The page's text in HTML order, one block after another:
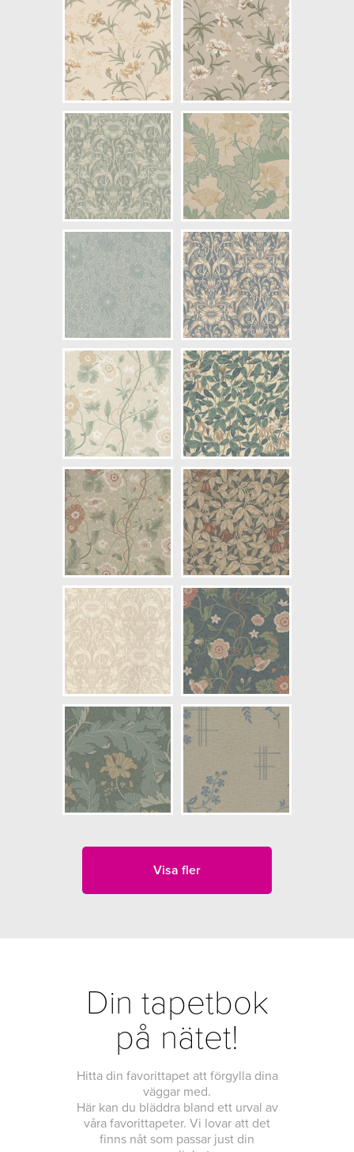
Cirkapris: 1223,00 kr
(Kontakta din färghandlare för
exakt pris.)
Visa fler
Din tapetbok
på nätet!
Hitta din favorittapet att förgylla dina
väggar med.
Här kan du bläddra bland ett urval av
våra favorittapeter. Vi lovar att det
finns nåt som passar just din